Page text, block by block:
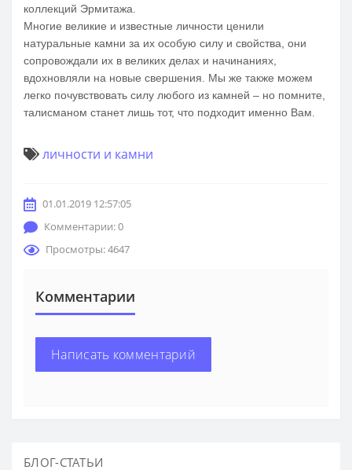
коллекций Эрмитажа.
Многие великие и известные личности ценили
натуральные камни за их особую силу и свойства, они
сопровождали их в великих делах и начинаниях,
вдохновляли на новые свершения. Мы же также можем
легко почувствовать силу любого из камней – но помните,
талисманом станет лишь тот, что подходит именно Вам.
личности и камни
01.01.2019 12:57:05
Комментарии: 0
Просмотры: 4647
Комментарии
Написать комментарий
БЛОГ-СТАТЬИ